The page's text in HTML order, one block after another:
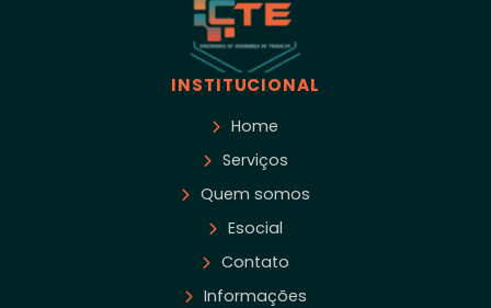
INSTITUCIONAL
Home
Serviços
Quem somos
Esocial
Contato
Informações